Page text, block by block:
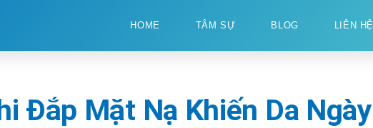
HOME TÂM SỰ BLOG LIÊN HỆ
Đắp Mặt Nạ Khiến Da Ngày